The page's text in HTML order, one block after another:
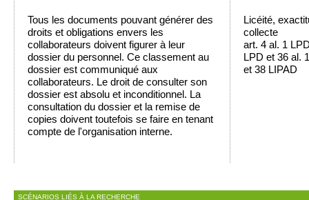
Tous les documents pouvant générer des
droits et obligations envers les
collaborateurs doivent figurer à leur
dossier du personnel. Ce classement au
dossier est communiqué aux
collaborateurs. Le droit de consulter son
dossier est absolu et inconditionnel. La
consultation du dossier et la remise de
copies doivent toutefois se faire en tenant
compte de l'organisation interne.
Licéité,
collecte
art. 4 al. 1
LPD et 36 al.
et 38 LIPAD
SCÉNARIOS LIÉS À LA RECHERCHE